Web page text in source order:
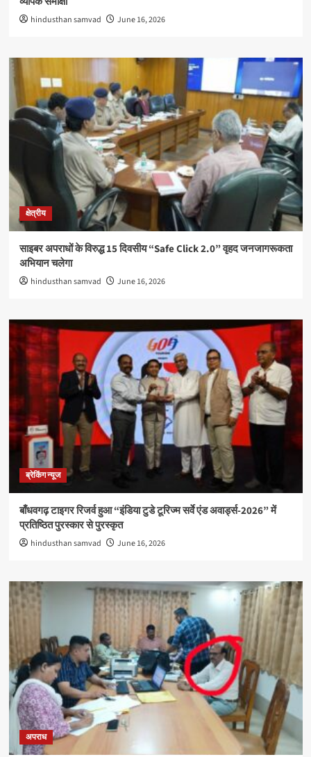
hindusthan samvad June 16, 2026
क्षेत्रीय
साइबर अपराधों के विरुद्ध 15 दिवसीय “Safe Click 2.0” वृहद जनजागरूकता
अभियान चलेगा
hindusthan samvad June 16, 2026
ब्रेकिंग न्यूज
बाँधवगढ़ टाइगर रिजर्व हुआ “इंडिया टुडे टूरिज्म सर्वे एंड अवार्ड्स-2026” में
प्रतिष्ठित पुरस्कार से पुरस्कृत
hindusthan samvad June 16, 2026
अपराध